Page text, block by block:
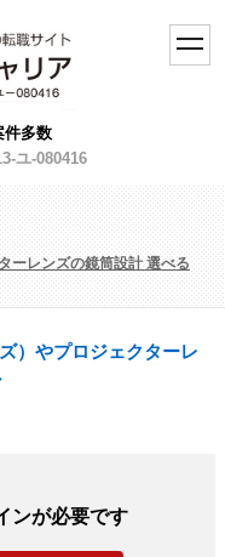
toggle
件多数
ユ-080416
ーレンズの鏡筒設計 選べる
）やプロジェクターレ
ンが必要です